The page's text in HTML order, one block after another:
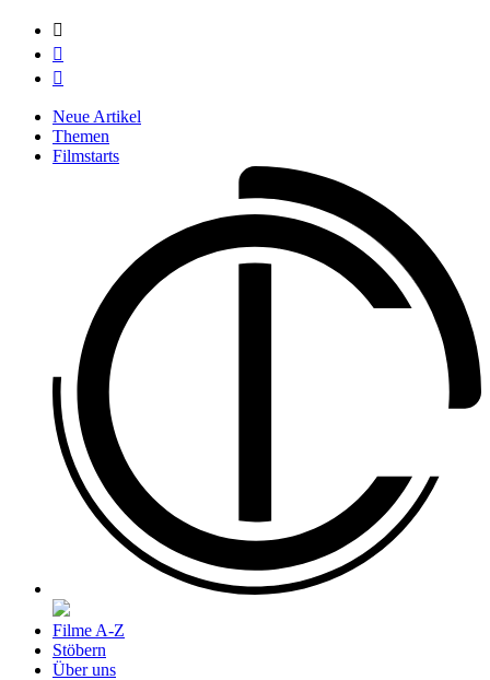



Neue Artikel
Themen
Filmstarts
Filme A-Z
Stöbern
Über uns